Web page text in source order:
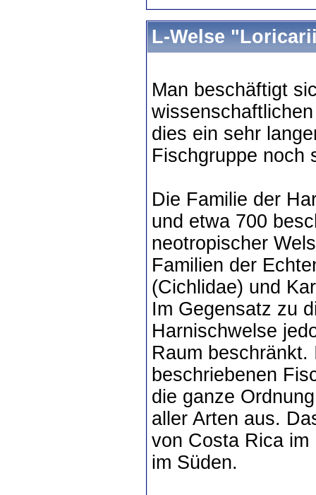
L-Welse
Man beschäftigt
dies ein sehr
Fischgruppe noch
Die Familie der
und etwa 700
neotropischer
Familien der
(Cichlidae) und
Im Gegensatz zu
Harnischwelse
Raum
beschriebenen
die ganze
aller Arten aus.
von Costa Rica im
im Süden.